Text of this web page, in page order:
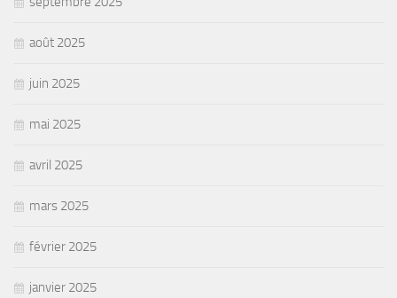
août 2025
juin 2025
mai 2025
avril 2025
mars 2025
février 2025
janvier 2025